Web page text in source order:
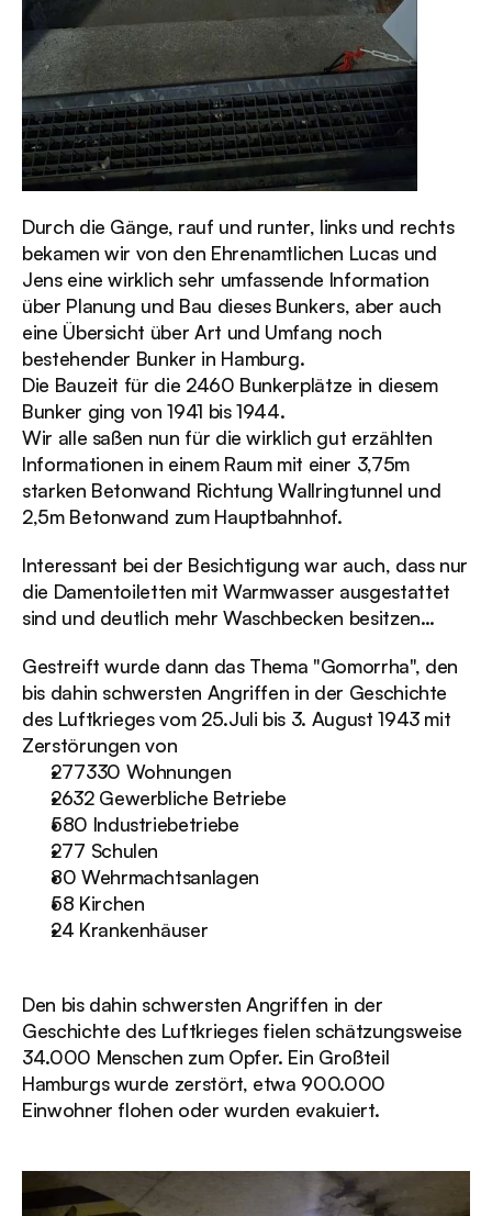
Durch die Gänge, rauf und runter, links und rechts
bekamen wir von den Ehrenamtlichen Lucas und
Jens eine wirklich sehr umfassende Information
über Planung und Bau dieses Bunkers, aber auch
eine Übersicht über Art und Umfang noch
bestehender Bunker in Hamburg.
Die Bauzeit für die 2460 Bunkerplätze in diesem
Bunker ging von 1941 bis 1944.
Wir alle saßen nun für die wirklich gut erzählten
Informationen in einem Raum mit einer 3,75m
starken Betonwand Richtung Wallringtunnel und
2,5m Betonwand zum Hauptbahnhof.
Interessant bei der Besichtigung war auch, dass nur
die Damentoiletten mit Warmwasser ausgestattet
sind und deutlich mehr Waschbecken besitzen…
Gestreift wurde dann das Thema "Gomorrha", den
bis dahin schwersten Angriffen in der Geschichte
des Luftkrieges vom 25.Juli bis 3. August 1943 mit
Zerstörungen von
277330 Wohnungen
2632 Gewerbliche Betriebe
580 Industriebetriebe
277 Schulen
80 Wehrmachtsanlagen
58 Kirchen
24 Krankenhäuser
Den bis dahin schwersten Angriffen in der
Geschichte des Luftkrieges fielen schätzungsweise
34.000 Menschen zum Opfer. Ein Großteil
Hamburgs wurde zerstört, etwa 900.000
Einwohner flohen oder wurden evakuiert.